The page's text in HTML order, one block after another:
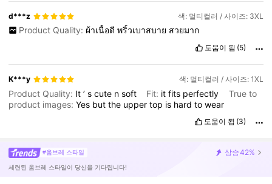
d***z 색: 멀티컬러 / 사이즈: 3XL
Product Quality: ผ้าเนื้อดี พริ้วเบาสบาย สวยมาก
도움이 됨 (5)
K***y 색: 멀티컬러 / 사이즈: 1XL
Product Quality: It’scute nsoft Fit: itfits perfectly
True to
product images:Yes butthe uppertop is hardtowear
도움이 됨 (3)
#옴브레 스타일 상승42%
세련된 옴브레 스타일이 당신을 기다립니다!